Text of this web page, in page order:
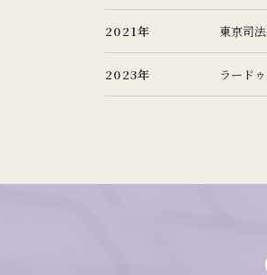
2021年 東京司
2023年 ラード